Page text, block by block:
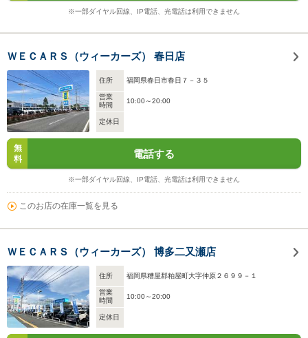
※一部ダイヤル回線、IP電話、光電話は利用できません
ＷＥＣＡＲＳ（ウィーカーズ） 春日店
住所 福岡県春日市春日７－３５
営業
時間
10:00～20:00
定休日
無
料
電話する
※一部ダイヤル回線、IP電話、光電話は利用できません
このお店の在庫一覧を見る
ＷＥＣＡＲＳ（ウィーカーズ） 博多二又瀬店
住所 福岡県糟屋郡粕屋町大字仲原２６９９－１
営業
時間
10:00～20:00
定休日